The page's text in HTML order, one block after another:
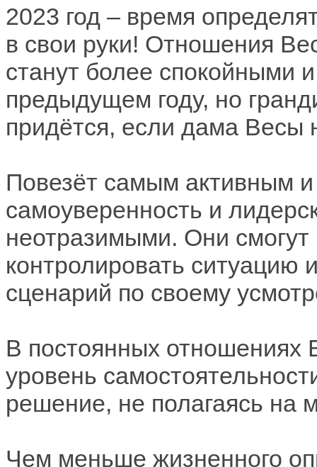
2023 год – время
в свои руки! Отношения
станут более спокойными
предыдущем году, но
придётся, если дама Весы
Повезёт самым активным
самоуверенность и
неотразимыми. Они смогут
контролировать
сценарий по своему
В постоянных отношениях
уровень
решение, не полагаясь на
Чем меньше жизненного